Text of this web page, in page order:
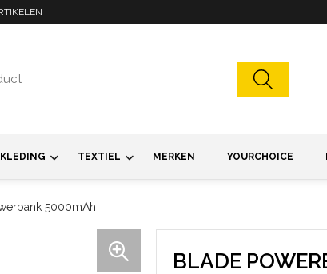
TEXTIEL MERKEN YOURCHOICE
5000mAh
BLADE